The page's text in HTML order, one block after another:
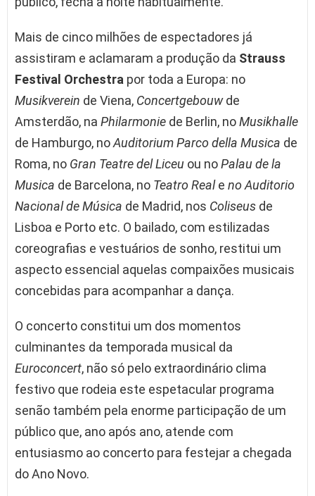
Mais de cinco milhões de espectadores já
assistiram e aclamaram a produção da Strauss
Festival Orchestra por toda a Europa: no
Musikverein de Viena, Concertgebouwde
Amsterdão, na Philarmonie de Berlin, noMusikhalle
de Hamburgo, noAuditorium Parco della Musica de
Roma, no Gran Teatre del Liceu ou noPalau de la
Musica de Barcelona, no Teatro Reale no Auditorio
Nacional de Música de Madrid, nos Coliseus de
Lisboa e Porto etc. O bailado, com estilizadas
coreografias e vestuários de sonho, restitui um
aspecto essencial aquelas compaixões musicais
concebidas para acompanhar a dança.
O concerto constitui um dos momentos
culminantes da temporada musical da
Euroconcert, não só pelo extraordinário clima
festivo que rodeia este espetacular programa
senão também pela enorme participação de um
público que, ano após ano, atende com
entusiasmo ao concerto para festejar a chegada
do Ano Novo.